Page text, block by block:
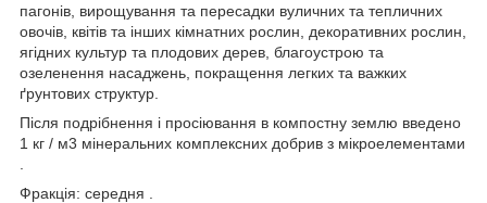
пагонів, вирощування та пересадки вуличних та тепличних
овочів, квітів та інших кімнатних рослин, декоративних рослин,
ягідних культур та плодових дерев, благоустрою та
озеленення насаджень, покращення легких та важких
ґрунтових структур.
Після подрібнення і просіювання в компостну землю введено
1 кг / м3 мінеральних комплексних добрив з мікроелементами
Фракція: середня .